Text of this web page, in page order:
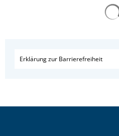
Erklärung zur Barrierefreiheit